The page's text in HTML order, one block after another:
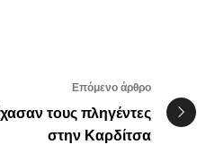
Επόμενο άρθρο
τους πληγέντες
στην Καρδίτσα